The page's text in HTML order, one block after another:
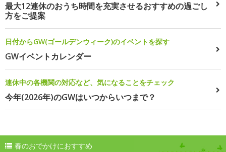
最大12連休のおうち時間を充実させるおすすめの過ごし
方をご提案
日付からGW(ゴールデンウィーク)のイベントを探す
GWイベントカレンダー
連休中の各機関の対応など、気になることをチェック
今年(2026年)のGWはいつからいつまで？
春のおでかけにおすすめ